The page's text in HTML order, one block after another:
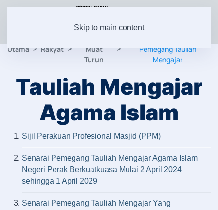
Skip to main content
Utama Rakyat
Muat
Turun
Pemegang Tauliah
Mengajar
Tauliah Mengajar
Agama Islam
Sijil Perakuan Profesional Masjid (PPM)
Senarai Pemegang Tauliah Mengajar Agama Islam
Negeri Perak Berkuatkuasa Mulai 2 April 2024
sehingga 1 April 2029
Senarai Pemegang Tauliah Mengajar Yang